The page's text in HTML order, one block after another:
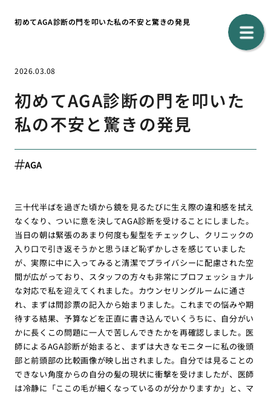
初めてAGA診断の門を叩いた私の不安と驚きの発見
2026.03.08
初めてAGA診断の門を叩いた
私の不安と驚きの発見
AGA
三十代半ばを過ぎた頃から鏡を見るたびに生え際の違和感を拭え
なくなり、ついに意を決してAGA診断を受けることにしました。
当日の朝は緊張のあまり何度も髪型をチェックし、クリニックの
入り口で引き返そうかと思うほど恥ずかしさを感じていました
が、実際に中に入ってみると清潔でプライバシーに配慮された空
間が広がっており、スタッフの方々も非常にプロフェッショナル
な対応で私を迎えてくれました。カウンセリングルームに通さ
れ、まずは問診票の記入から始まりました。これまでの悩みや期
待する結果、予算などを正直に書き込んでいくうちに、自分がい
かに長くこの問題に一人で苦しんできたかを再確認しました。医
師によるAGA診断が始まると、まずは大きなモニターに私の後頭
部と前頭部の比較画像が映し出されました。自分では見ることの
できない角度からの自分の髪の現状に衝撃を受けましたが、医師
は冷静に「ここの毛が細くなっているのが分かりますか」と、マ